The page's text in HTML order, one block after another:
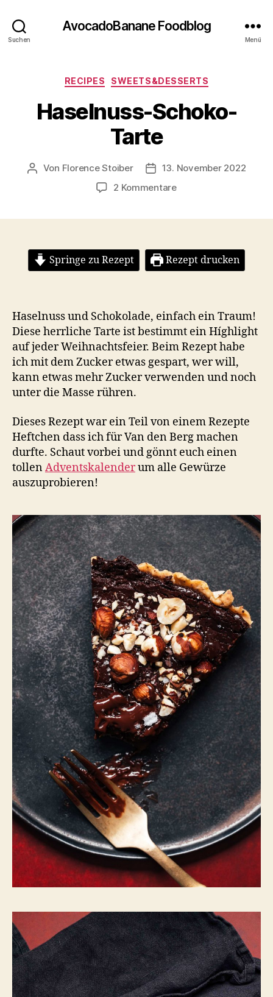
Suchen
AvocadoBanane Foodblog
Menü
Kategorien
RECIPES SWEETS&DESSERTS
Haselnuss-Schoko-
Tarte
Beitragsautor
Von Florence Stoiber Veröffentlichungsdatum
13. November 2022
2 Kommentarezu
Springe zu Rezept Rezept drucken
Haselnuss und Schokolade, einfach ein Traum!
Diese herrliche Tarte ist bestimmt ein Híghlight
auf jeder Weihnachtsfeier. Beim Rezept habe
ich mit dem Zucker etwas gespart, wer will,
kann etwas mehr Zucker verwenden und noch
unter die Masse rühren.
Dieses Rezept war ein Teil von einem Rezepte
Heftchen dass ich für Van den Berg machen
durfte. Schaut vorbei und gönnt euch einen
tollenAdventskalenderum alle Gewürze
auszuprobieren!